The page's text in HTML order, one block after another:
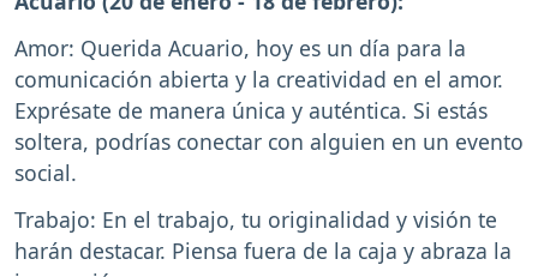
Amor: Querida Acuario, hoy es un día para la
comunicación abierta y la creatividad en el amor.
Exprésate de manera única y auténtica. Si estás
soltera, podrías conectar con alguien en un evento
social.
Trabajo: En el trabajo, tu originalidad y visión te
harán destacar. Piensa fuera de la caja y abraza la